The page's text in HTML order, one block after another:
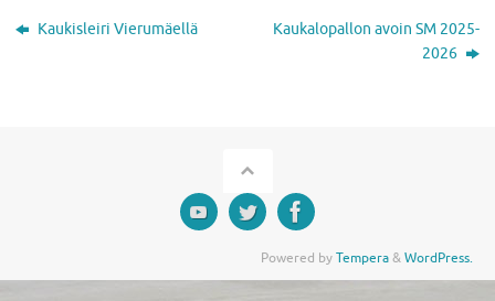
Kaukisleiri Vierumäellä
Kaukalopallon avoin SM 2025-
2026
Powered byTempera&WordPress.